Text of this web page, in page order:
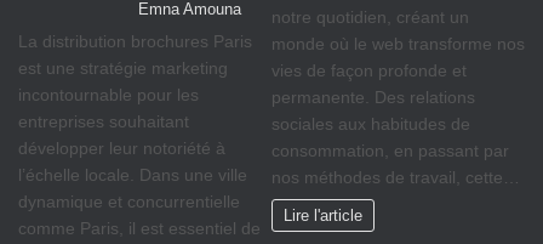
Emna Amouna
La distribution brochures Paris
est une stratégie marketing
incontournable pour les
entreprises souhaitant
développer leur notoriété à
l’échelle locale. Dans une ville
dynamique et concurrentielle
comme Paris, il est essentiel de
notre quotidien, créant un
monde où le web transforme nos
vies de façon profonde et
permanente. Des relations
sociales aux habitudes de
consommation, en passant par
nos méthodes de travail, cette…
Lire l'article